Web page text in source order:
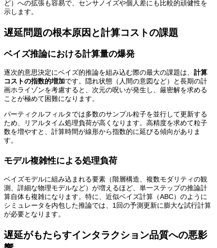
ど）への拡張も容易で、センサノイズや個人差にも比較的頑健性を
示します。
遅延問題の根本原因と計算コストの課題
ベイズ推論における計算量の爆発
逐次的意思決定にベイズ的推論を組み込む際の最大の課題は、 計算
コストの指数的増加です。隠れ状態（人間の意図など）と長期の計
画ホライゾンを考慮すると、次元の呪いが発生し、厳密解を求める
ことが極めて困難になります。
パーティクルフィルタでは多数のサンプル粒子を並行して更新する
ため、リアルタイム処理負荷が高くなります。高精度を求めて粒子
数を増やすと、計算時間が線形から指数的に延びる傾向がありま
す。
モデル複雑性による処理負荷
ベイズモデルに組み込まれる要素（階層構造、複数モダリティの観
測、詳細な物理モデルなど）が増えるほど、単一ステップの推論計
算自体も複雑になります。特に、近似ベイズ計算（ABC）のように
シミュレータを内包した推論では、1回の予測更新に膨大な試行計算
が必要となります。
遅延がもたらすインタラクション品質への悪影